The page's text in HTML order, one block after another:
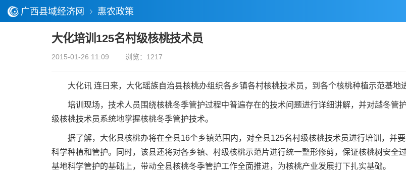
广西县域经济网 惠农政策
大化培训125名村级核桃技术员
2015-01-26 11:09 浏览：1217
大化讯 连日来，大化瑶族自治县核桃办组织各乡镇各村核桃技术员，到各个核桃种植示范基地
培训现场，技术人员围绕核桃冬季管护过程中普遍存在的技术问题进行详细讲解，并对越冬管
级核桃技术员系统地掌握核桃冬季管护技术。
据了解，大化县核桃办将在全县16个乡镇范围内，对全县125名村级核桃技术员进行培训，并
科学种植和管护。同时，该县还将对各乡镇、村级核桃示范片进行统一整形修剪，保证核桃树安
基地科学管护的基础上，带动全县核桃冬季管护工作全面推进，为核桃产业发展打下扎实基础。